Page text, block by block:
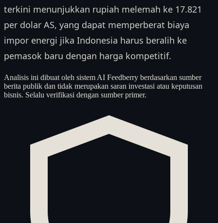
terkini menunjukkan rupiah melemah ke 17.821
per dolar AS, yang dapat memperberat biaya
impor energi jika Indonesia harus beralih ke
pemasok baru dengan harga kompetitif.
Analisis ini dibuat oleh sistem AI Feedberry berdasarkan sumber
berita publik dan tidak merupakan saran investasi atau keputusan
bisnis. Selalu verifikasi dengan sumber primer.